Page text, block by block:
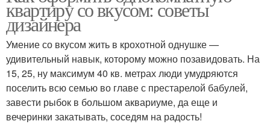
квартиру со вкусом: советы
дизайнера
Умение со вкусом жить в крохотной однушке —
удивительный навык, которому можно позавидовать. На
15, 25, ну максимум 40 кв. метрах люди умудряются
поселить всю семью во главе с престарелой бабулей,
завести рыбок в большом аквариуме, да еще и
вечеринки закатывать, соседям на радость!